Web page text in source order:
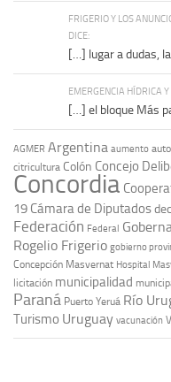
FRIGERIO Y LOS
DICE:
[…] lugar a dudas,
EMERGENCIA HÍDRICA Y
[…] el bloque Más
AGMER Argentina aumento
citricultura Colón Concejo
Concordia
19 Cámara de Diputados
Federación Federal
Rogelio Frigerio gobierno
Concepción Masvernat Hospital
licitación municipalidad
Paraná Puerto Yeruá Río
Turismo Uruguay vacunación